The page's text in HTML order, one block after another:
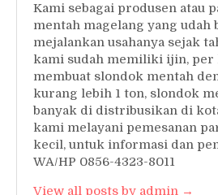
Kami sebagai produsen atau
mentah magelang yang udah
mejalankan usahanya sejak
kami sudah memiliki ijin, per
membuat slondok mentah
kurang lebih 1 ton, slondok
banyak di distribusikan di
kami melayani pemesanan
kecil, untuk informasi dan
WA/HP 0856-4323-8011
View all posts by admin →